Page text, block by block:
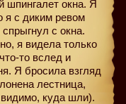
шпингалет окна. Я
я с диким ревом
с окна.
я видела только
то вслед и
Я бросила взгляд
лестница,
видимо, куда шли).